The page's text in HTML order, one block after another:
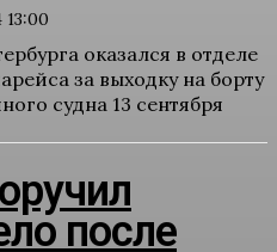
13:00
оказался в отделе
за выходку на борту
судна 13 сентября
после